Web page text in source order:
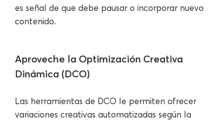
es señal de que debe pausar o incorporar nuevo
contenido.
Aproveche la Optimización Creativa
Dinámica (DCO)
Las herramientas de DCO le permiten ofrecer
variaciones creativas automatizadas según la